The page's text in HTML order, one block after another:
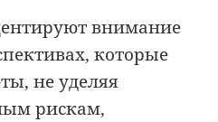
внимание
которые
не уделяя
рискам,